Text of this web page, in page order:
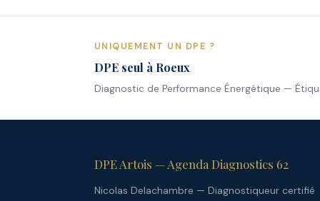
UNIQUEMENT UN DPE ?
DPE seul à Roeux
Diagnostic de Performance Énergétique —
DPE Artois — Agenda Diagnostics 62
Nicolas Delachambre — Diagnostiqueur certifié